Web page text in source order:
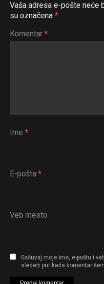
Vaša adresa e-pošte neće
su označena *
Komentar *
Ime *
E-pošta *
Veb mesto
Sačuvaj moje ime, e-poštu i
sledeći put kada